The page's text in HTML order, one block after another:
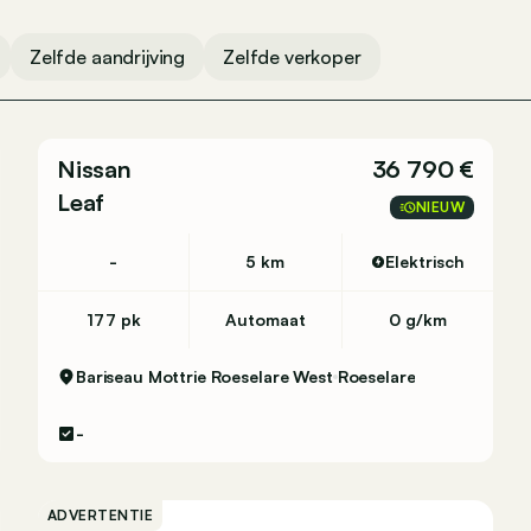
Zelfde aandrijving Zelfde verkoper
Nissan
Leaf
36 790 €
NIEUW
- 5 km Elektrisch
177 pk Automaat 0 g/km
Bariseau Mottrie Roeselare West Roeselare
-
ADVERTENTIE